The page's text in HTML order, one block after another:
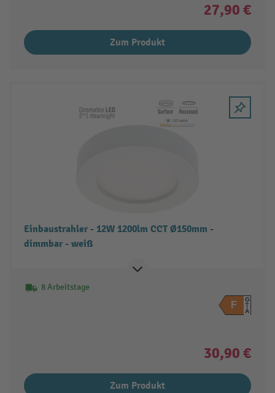
27,90 €
Zum Produkt
Einbaustrahler - 12W 1200lm CCT Ø150mm -
dimmbar - weiß
8 Arbeitstage
F
G
A
30,90 €
Zum Produkt